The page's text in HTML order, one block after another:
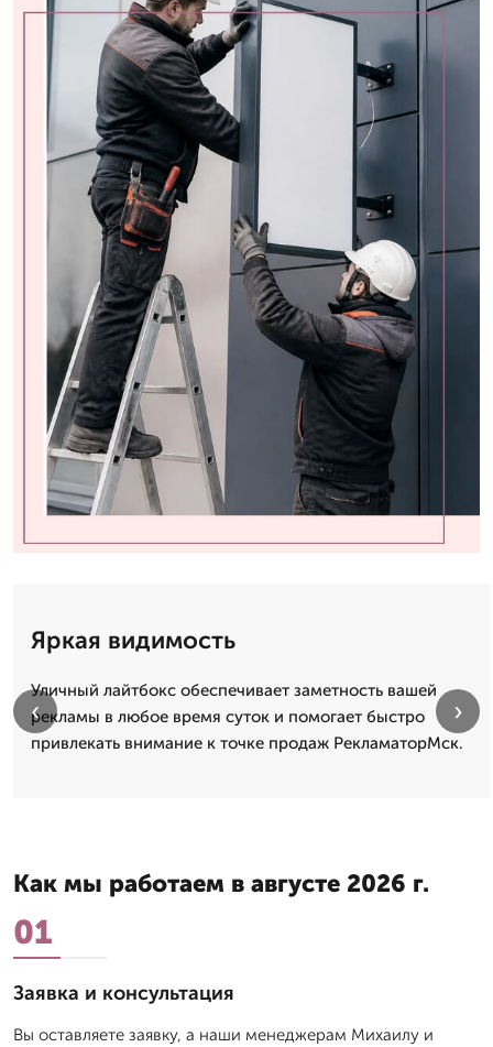
Яркая видимость
Уличный лайтбокс обеспечивает заметность вашей
рекламы в любое время суток и помогает быстро
привлекать внимание к точке продаж РекламаторМск.
‹ ›
Как мы работаем в августе 2026 г.
01
Заявка и консультация
Вы оставляете заявку, а наши менеджерам Михаилу и